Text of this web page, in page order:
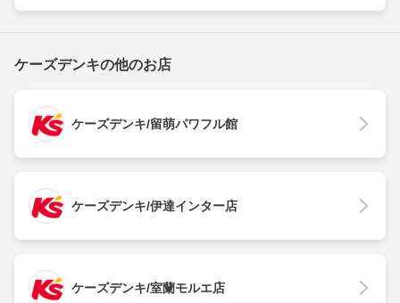
ケーズデンキの他のお店
ケーズデンキ/留萌パワフル館
ケーズデンキ/伊達インター店
ケーズデンキ/室蘭モルエ店